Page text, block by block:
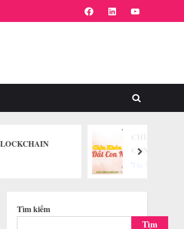
FaceBookLinkedinYoutube
Toggle
CHÌA KHÓA DẪN DẮT
CON NGƯỜI
next
Tìm kiếm
Tìm